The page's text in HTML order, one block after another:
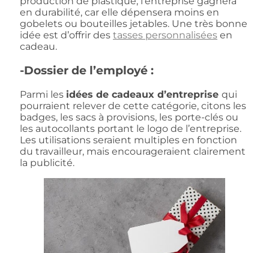
en durabilité, car elle dépensera moins en
gobelets ou bouteilles jetables. Une très bonne
idée est d’offrir des tasses personnalisées en
cadeau.
-Dossier de l’employé :
Parmi les idées de cadeaux d’entreprise qui
pourraient relever de cette catégorie, citons les
badges, les sacs à provisions, les porte-clés ou
les autocollants portant le logo de l’entreprise.
Les utilisations seraient multiples en fonction
du travailleur, mais encourageraient clairement
la publicité.